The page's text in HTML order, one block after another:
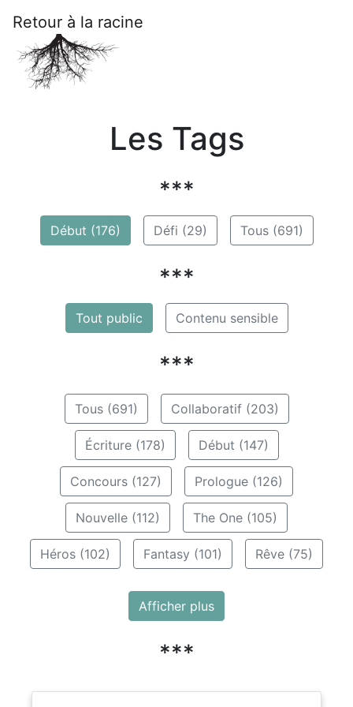
Retour à la racine
Les Tags
***
Début (176) Défi (29) Tous (691)
***
Tout public Contenu sensible
***
Tous (691) Collaboratif (203)
Écriture (178) Début (147)
Concours (127) Prologue (126)
Nouvelle (112) The One (105)
Héros (102) Fantasy (101) Rêve (75)
Afficher plus
***